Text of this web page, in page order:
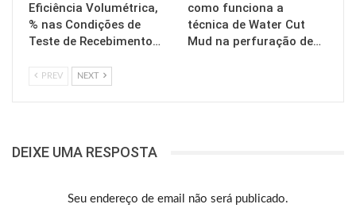
Eficiência Volumétrica,
% nas Condições de
Teste de Recebimento…
como funciona a
técnica de Water Cut
Mud na perfuração de…
PREV NEXT
DEIXE UMA RESPOSTA
Seu endereço de email não será publicado.